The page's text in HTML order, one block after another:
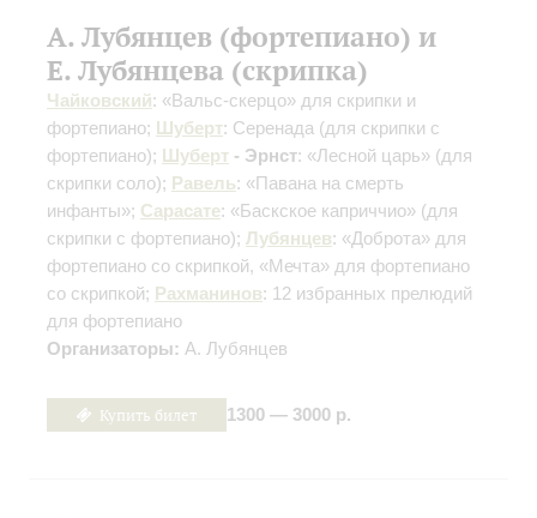
А. Лубянцев (фортепиано) и
Е. Лубянцева (скрипка)
Чайковский: «Вальс-скерцо» для скрипки и
фортепиано; Шуберт: Серенада (для скрипки с
фортепиано); Шуберт - Эрнст: «Лесной царь» (для
скрипки соло); Равель: «Павана на смерть
инфанты»; Сарасате: «Баскское каприччио» (для
скрипки с фортепиано); Лубянцев: «Доброта» для
фортепиано со скрипкой, «Мечта» для фортепиано
со скрипкой; Рахманинов: 12 избранных прелюдий
для фортепиано
Организаторы: А. Лубянцев
Купить билет 1300 — 3000 р.